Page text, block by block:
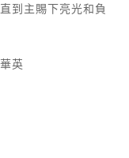
到主賜下亮光和負
英